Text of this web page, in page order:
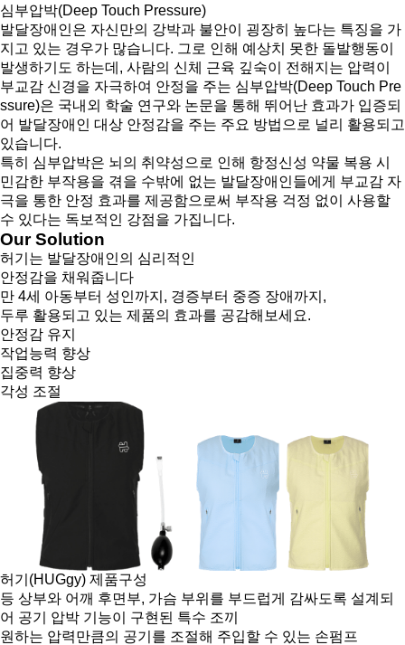
심부압박(Deep Touch Pressure)
발달장애인은 자신만의 강박과 불안이 굉장히 높다는 특징을 가
지고 있는 경우가 많습니다. 그로 인해 예상치 못한 돌발행동이
발생하기도 하는데, 사람의 신체 근육 깊숙이 전해지는 압력이
부교감 신경을 자극하여 안정을 주는 심부압박(Deep Touch Pre
ssure)은 국내외 학술 연구와 논문을 통해 뛰어난 효과가 입증되
어 발달장애인 대상 안정감을 주는 주요 방법으로 널리 활용되고
있습니다.
특히 심부압박은 뇌의 취약성으로 인해 항정신성 약물 복용 시
민감한 부작용을 겪을 수밖에 없는 발달장애인들에게 부교감 자
극을 통한 안정 효과를 제공함으로써 부작용 걱정 없이 사용할
수 있다는 독보적인 강점을 가집니다.
Our Solution
허기는 발달장애인의 심리적인
안정감을 채워줍니다
만 4세 아동부터 성인까지, 경증부터 중증 장애까지,
두루 활용되고 있는 제품의 효과를 공감해보세요.
안정감 유지
작업능력 향상
집중력 향상
각성 조절
허기(HUGgy) 제품구성
등 상부와 어깨 후면부, 가슴 부위를 부드럽게 감싸도록 설계되
어 공기 압박 기능이 구현된 특수 조끼
원하는 압력만큼의 공기를 조절해 주입할 수 있는 손펌프